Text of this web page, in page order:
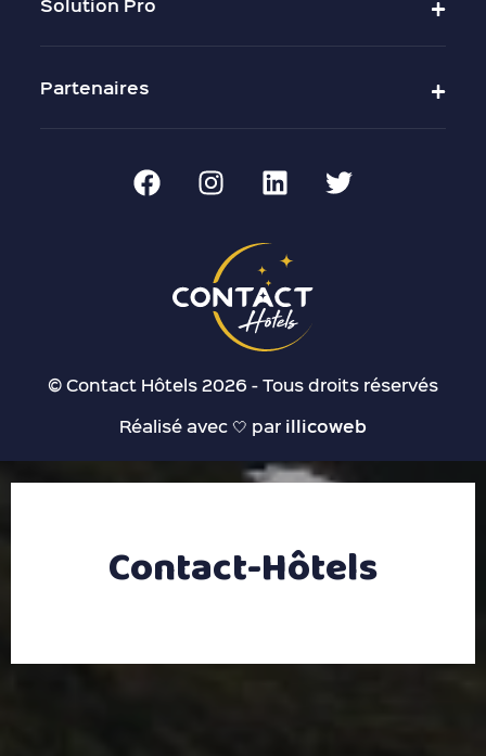
Partenaires
© Contact Hôtels 2026 - Tous droits réservés
Réalisé avec 🤍 par illicoweb
Contact-Hôtels